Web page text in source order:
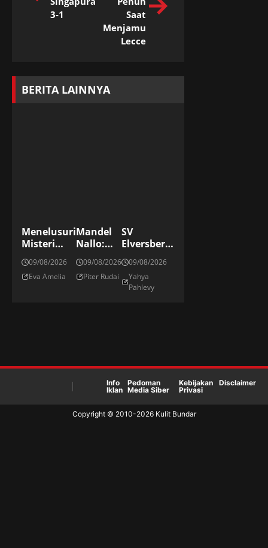
3-1
Saat
Menjamu
Lecce
BERITA LAINNYA
Menelusuri
Misteri
Angka
Unik Jarak
Lari
09/08/2026
Eva Amelia
Mandel
Nallo:
“Mango”,
Mantan
Bintang
09/08/2026
Piter Rudai
SV
Elversberg
Promosi
Ke
Bundesliga
Jerman
09/08/2026
Yahya
Pahlevy
Info
Iklan
Pedoman
Media Siber
Kebijakan
Privasi
Disclaimer
Copyright © 2010-2026Kulit Bundar